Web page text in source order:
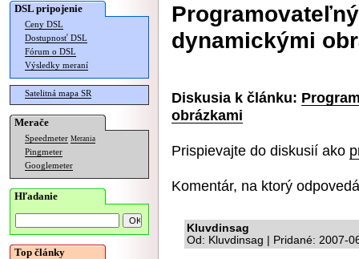
DSL pripojenie
Ceny DSL
Dostupnosť DSL
Fórum o DSL
Výsledky meraní
Satelitná mapa SR
Merače
Speedmeter Merania
Pingmeter
Googlemeter
Hľadanie
Top články
dynamickými
Diskusia k článku:
obrázkami
Prispievajte do diskusií ako
Komentár, na ktorý
Kluvdinsag
Od: Kluvdinsag | Pridané: 2007-